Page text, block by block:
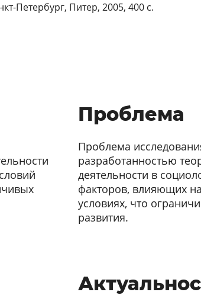
Петербург, Питер, 2005, 400 с.
Проблема
Проблема
разработанностью
деятельности в
факторов, влияющих
условиях, что
развития.